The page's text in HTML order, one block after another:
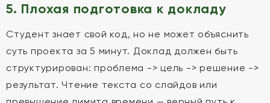
5. Плохая подготовка к докладу
Студент знает свой код, но не может объяснить
суть проекта за 5 минут. Доклад должен быть
структурирован: проблема -> цель -> решение ->
результат. Чтение текста со слайдов или